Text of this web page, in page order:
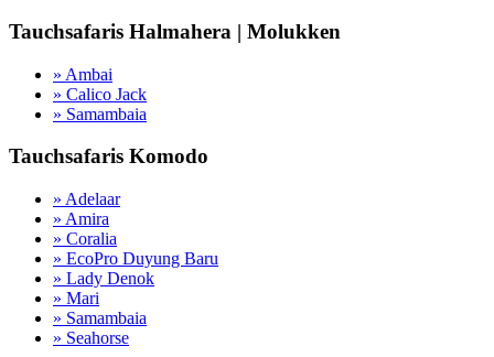
Tauchsafaris Halmahera | Molukken
» Ambai
» Calico Jack
» Samambaia
Tauchsafaris Komodo
» Adelaar
» Amira
» Coralia
» EcoPro Duyung Baru
» Lady Denok
» Mari
» Samambaia
» Seahorse